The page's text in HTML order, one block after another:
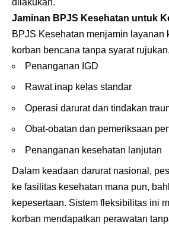
Jaminan BPJS Kesehatan untuk
BPJS Kesehatan menjamin layanan
korban bencana tanpa syarat
Penanganan IGD
Rawat inap kelas standar
Operasi darurat dan tindakan
Obat-obatan dan pemeriksaan
Penanganan kesehatan lanjutan
Dalam keadaan darurat nasional,
ke fasilitas kesehatan mana pun,
kepesertaan. Sistem fleksibilitas ini
korban mendapatkan perawatan